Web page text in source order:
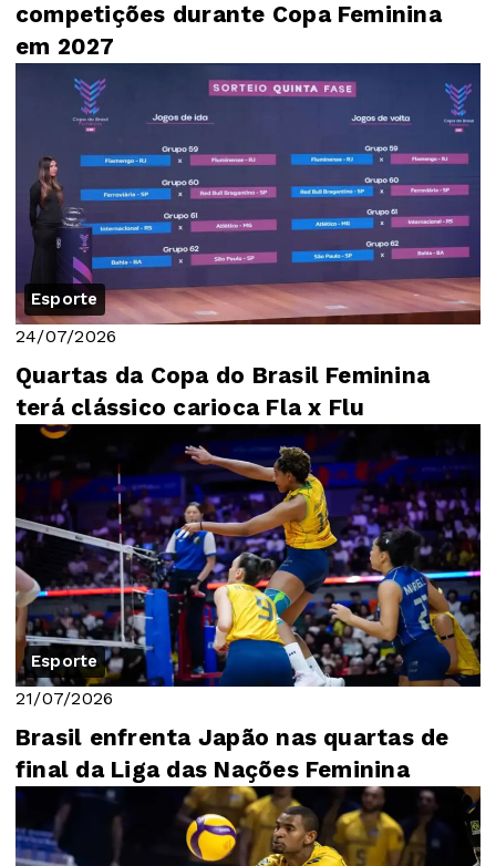
competições durante Copa Feminina
em 2027
Esporte
24/07/2026
Quartas da Copa do Brasil Feminina
terá clássico carioca Fla x Flu
Esporte
21/07/2026
Brasil enfrenta Japão nas quartas de
final da Liga das Nações Feminina